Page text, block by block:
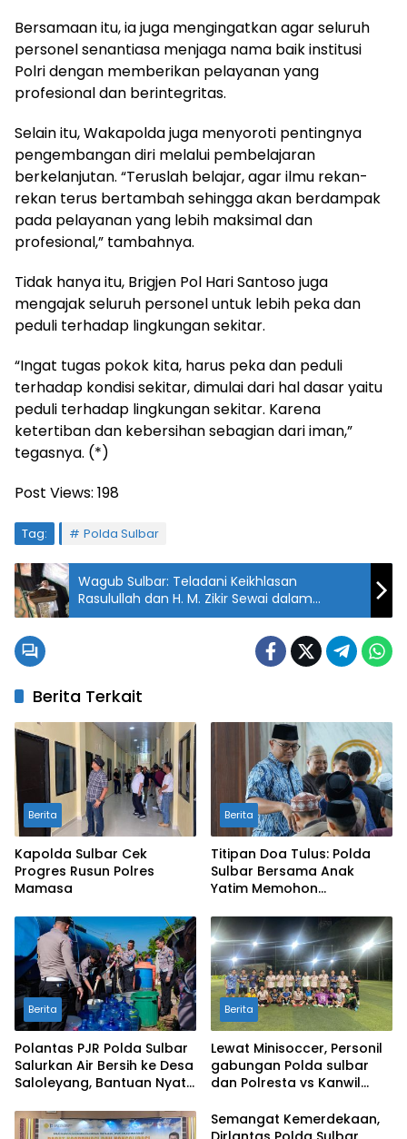
Bersamaan itu, ia juga mengingatkan agar seluruh
personel senantiasa menjaga nama baik institusi
Polri dengan memberikan pelayanan yang
profesional dan berintegritas.
Selain itu, Wakapolda juga menyoroti pentingnya
pengembangan diri melalui pembelajaran
berkelanjutan. “Teruslah belajar, agar ilmu rekan-
rekan terus bertambah sehingga akan berdampak
pada pelayanan yang lebih maksimal dan
profesional,” tambahnya.
Tidak hanya itu, Brigjen Pol Hari Santoso juga
mengajak seluruh personel untuk lebih peka dan
peduli terhadap lingkungan sekitar.
“Ingat tugas pokok kita, harus peka dan peduli
terhadap kondisi sekitar, dimulai dari hal dasar yaitu
peduli terhadap lingkungan sekitar. Karena
ketertiban dan kebersihan sebagian dari iman,”
tegasnya. (*)
Post Views: 198
Tag: Polda Sulbar
Wagub Sulbar: Teladani Keikhlasan
Rasulullah dan H. M. Zikir Sewai dalam
Membangun Peradaban
Berita Terkait
Berita
Kapolda Sulbar Cek
Progres Rusun Polres
Berita
Titipan Doa Tulus: Polda
Sulbar Bersama Anak
Yatim Memohon
Negeri
Berita
Polantas PJR Polda Sulbar
Salurkan Air Bersih ke Desa
Saloleyang, Bantuan Nyata
Berita
Lewat Minisoccer, Personil
gabungan Polda sulbar
dan Polresta vs Kanwil
Ikatan Persaudaraan
Semangat Kemerdekaan,